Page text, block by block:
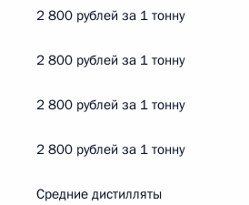
2 800 рублей за 1 тонну
2 800 рублей за 1 тонну
2 800 рублей за 1 тонну
2 800 рублей за 1 тонну
Средние дистилляты